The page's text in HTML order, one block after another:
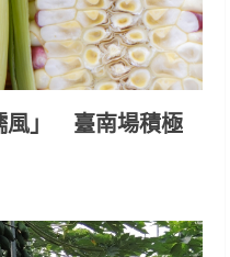
風」 臺南場積極